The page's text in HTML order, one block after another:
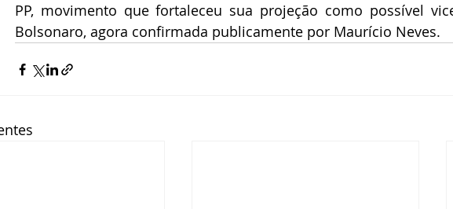
PP, movimento que fortaleceu sua projeção como possível
Bolsonaro, agora confirmada publicamente por Maurício Neves.